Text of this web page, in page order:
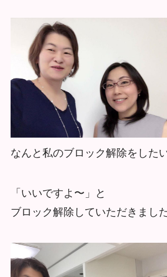
なんと私のブロック解除をした
「いいですよ〜」と
ブロック解除していただきました